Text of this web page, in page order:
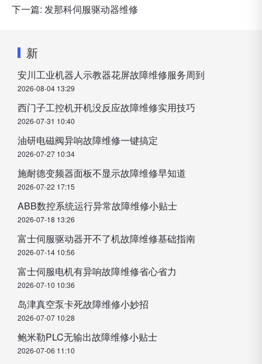
下一篇: 发那科伺服驱动器维修
新
安川工业机器人示教器花屏故障维修服务周到
2026-08-04 13:29
西门子工控机开机没反应故障维修实用技巧
2026-07-31 10:40
油研电磁阀异响故障维修一键搞定
2026-07-27 10:34
施耐德变频器面板不显示故障维修早知道
2026-07-22 17:15
ABB数控系统运行异常故障维修小贴士
2026-07-18 13:26
富士伺服驱动器开不了机故障维修基础指南
2026-07-14 10:56
富士伺服电机有异响故障维修省心省力
2026-07-10 10:36
岛津真空泵卡死故障维修小妙招
2026-07-07 10:28
鲍米勒PLC无输出故障维修小贴士
2026-07-06 11:10